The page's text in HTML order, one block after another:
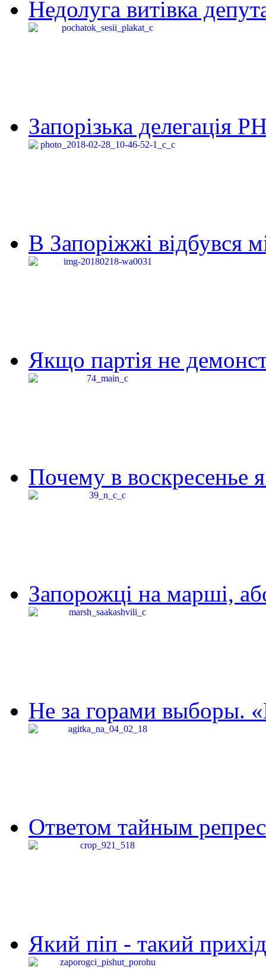
Недолуга витівка
Запорізька делегація
В Запоріжжі відбувся
Якщо партія не
Почему в воскресенье
Запорожці на марші,
Не за горами выборы.
Ответом тайным
Який піп - такий